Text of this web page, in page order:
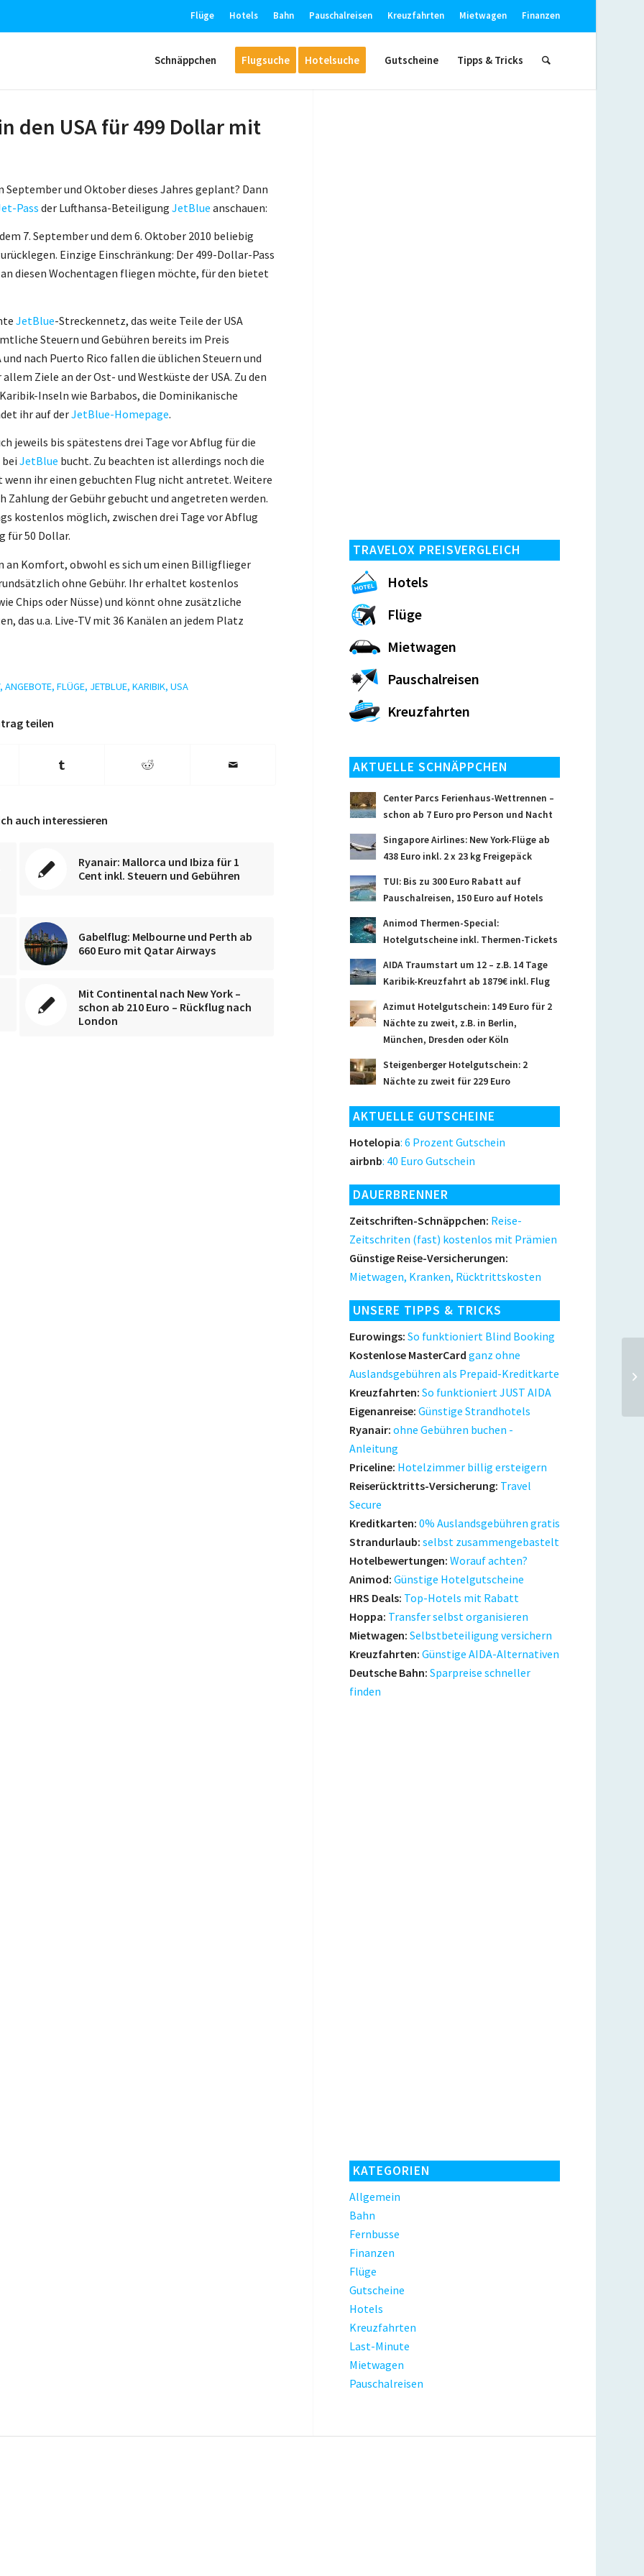
Flüge Hotels Bahn Pauschalreisen Kreuzfahrten Mietwagen Finanzen
Schnäppchen Flugsuche Hotelsuche Gutscheine Tipps & Tricks
den USA für 499 Dollar mit
und Oktober dieses Jahres geplant? Dann
Pass der Lufthansa-BeteiligungJetBlue anschauen:
7. September und dem 6. Oktober 2010 beliebig
Einzige Einschränkung: Der 499-Dollar-Pass
diesen Wochentagen fliegen möchte, für den bietet
JetBlue-Streckennetz, das weite Teile der USA
Steuern und Gebühren bereits im Preis
nach Puerto Rico fallen die üblichen Steuern und
Ziele an der Ost- und Westküste der USA. Zu den
Inseln wie Barbabos, die Dominikanische
ihr auf derJetBlue-Homepage.
jeweils bis spätestens drei Tage vor Abflug für die
beiJetBlue bucht. Zu beachten ist allerdings noch die
wenn ihr einen gebuchten Flug nicht antretet. Weitere
Zahlung der Gebühr gebucht und angetreten werden.
kostenlos möglich, zwischen drei Tage vor Abflug
für 50 Dollar.
an Komfort, obwohl es sich um einen Billigflieger
ohne Gebühr. Ihr erhaltet kostenlos
Chips oder Nüsse) und könnt ohne zusätzliche
das u.a. Live-TV mit 36 Kanälen an jedem Platz
, ANGEBOTE, FLÜGE, JETBLUE, KARIBIK, USA
teilen
auch interessieren
Ryanair: Mallorca und Ibiza für 1
Cent inkl. Steuern und Gebühren
Gabelflug: Melbourne und Perth ab
660 Euro mit Qatar Airways
Mit Continental nach New York –
schon ab 210 Euro – Rückflug nach
London
TRAVELOX PREISVERGLEICH
Hotels
Flüge
Mietwagen
Pauschalreisen
Kreuzfahrten
AKTUELLE SCHNÄPPCHEN
Center Parcs Ferienhaus-Wettrennen –
schon ab 7 Euro pro Person und Nacht
Singapore Airlines: New York-Flüge ab
438 Euro inkl. 2 x 23 kg Freigepäck
TUI: Bis zu 300 Euro Rabatt auf
Pauschalreisen, 150 Euro auf Hotels
Animod Thermen-Special:
Hotelgutscheine inkl. Thermen-Tickets
AIDA Traumstart um 12 – z.B. 14 Tage
Karibik-Kreuzfahrt ab 1879€ inkl. Flug
Azimut Hotelgutschein: 149 Euro für 2
Nächte zu zweit, z.B. in Berlin,
München, Dresden oder Köln
Steigenberger Hotelgutschein: 2
Nächte zu zweit für 229 Euro
AKTUELLE GUTSCHEINE
Hotelopia: 6 Prozent Gutschein
airbnb: 40 Euro Gutschein
DAUERBRENNER
Zeitschriften-Schnäppchen: Reise-
Zeitschriten (fast) kostenlos mit Prämien
Günstige Reise-Versicherungen:
Mietwagen, Kranken, Rücktrittskosten
UNSERE TIPPS & TRICKS
Eurowings: So funktioniert Blind Booking
Kostenlose MasterCard ganz ohne
Auslandsgebühren als Prepaid-Kreditkarte
Kreuzfahrten: So funktioniert JUST AIDA
Eigenanreise: Günstige Strandhotels
Ryanair: ohne Gebühren buchen -
Anleitung
Priceline: Hotelzimmer billig ersteigern
Reiserücktritts-Versicherung: Travel
Secure
Kreditkarten: 0% Auslandsgebühren gratis
Strandurlaub: selbst zusammengebastelt
Hotelbewertungen: Worauf achten?
Animod: Günstige Hotelgutscheine
HRS Deals: Top-Hotels mit Rabatt
Hoppa: Transfer selbst organisieren
Mietwagen: Selbstbeteiligung versichern
Kreuzfahrten: Günstige AIDA-Alternativen
Deutsche Bahn: Sparpreise schneller
finden
KATEGORIEN
Allgemein
Bahn
Fernbusse
Finanzen
Flüge
Gutscheine
Hotels
Kreuzfahrten
Last-Minute
Mietwagen
Pauschalreisen